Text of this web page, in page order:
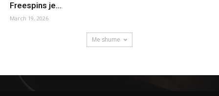
Freespins je...
March 19, 2026
Me shume